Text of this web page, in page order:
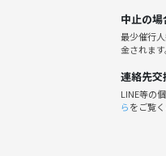
（新宿駅か
（新高円寺
※場所の詳
場合は主催
担当番号
完全予約制
中止の場
最少催行
金されます
連絡先交
LINE等の
らをご覧く